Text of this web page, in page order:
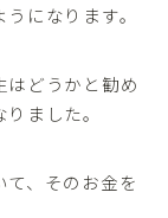
になります。
はどうかと勧め
ました。
、そのお金を